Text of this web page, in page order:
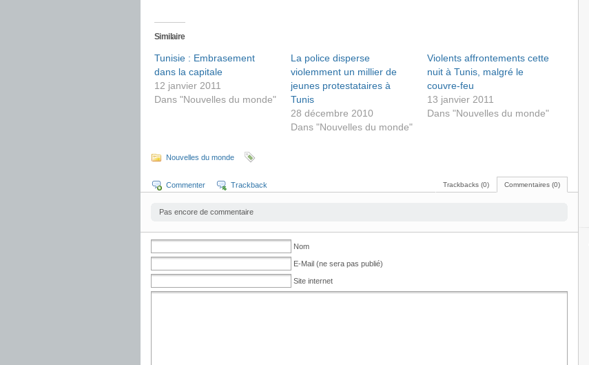
Similaire
Tunisie : Embrasement
dans la capitale
12 janvier 2011
Dans "Nouvelles du monde"
La police disperse
violemment un millier de
jeunes protestataires à
Tunis
28 décembre 2010
Dans "Nouvelles du monde"
Violents affrontements cette
nuit à Tunis, malgré le
couvre-feu
13 janvier 2011
Dans "Nouvelles du monde"
Nouvelles du monde
Commentaires (0)
Trackbacks (0)
Commenter Trackback
Pas encore de commentaire
Nom
E-Mail (ne sera pas publié)
Site internet